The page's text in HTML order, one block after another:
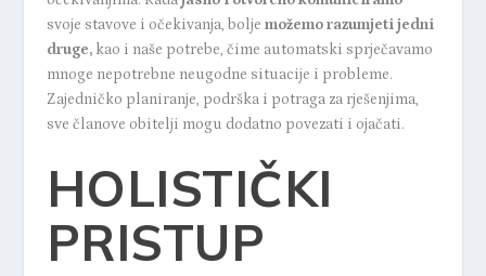
svoje stavove i očekivanja, bolje možemo razumjeti jedni
druge,kao i naše potrebe, čime automatski sprječavamo
mnoge nepotrebne neugodne situacije i probleme.
Zajedničko planiranje, podrška i potraga za rješenjima,
sve članove obitelji mogu dodatno povezati i ojačati.
HOLISTIČKI
PRISTUP